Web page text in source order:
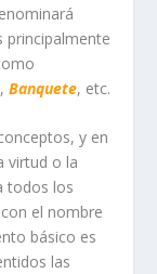
principalmente
,Banquete, etc.
y en
virtud o la
todos los
el nombre
básico es
las